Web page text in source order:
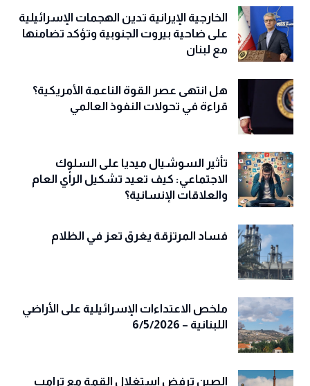
الخارجية الإيرانية تدين الهجمات الإسرائيلية
على ضاحية بيروت الجنوبية وتؤكد تضامنها
مع لبنان
هل انتهى عصر القوة الناعمة الأمريكية؟
قراءة في تحولات النفوذ العالمي
تأثير السوشيال ميديا على السلوك
الاجتماعي: كيف تعيد تشكيل الرأي العام
والعلاقات الإنسانية؟
فساد المرتزقة يغرق تعز في الظلام
ملخص الاعتداءات الإسرائيلية على الأراضي
اللبنانية – 6/5/2026
الصين ترفض استغلال القمة مع ترامب